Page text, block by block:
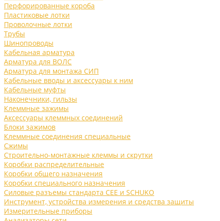
Перфорированные короба
Пластиковые лотки
Проволочные лотки
Трубы
Шинопроводы
Кабельная арматура
Арматура для ВОЛС
Арматура для монтажа СИП
Кабельные вводы и аксессуары к ним
Кабельные муфты
Наконечники, гильзы
Клеммные зажимы
Аксессуары клеммных соединений
Блоки зажимов
Клеммные соединения специальные
Сжимы
Строительно-монтажные клеммы и скрутки
Коробки распределительные
Коробки общего назначения
Коробки специального назначения
Силовые разъемы стандарта CEE и SCHUKO
Инструмент, устройства измерения и средства защиты
Измерительные приборы